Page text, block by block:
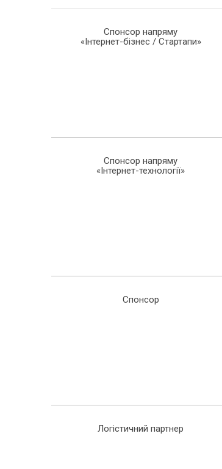
Спонсор напряму
«Інтернет-бізнес / Стартапи»
Спонсор напряму
«Інтернет-технології»
Спонсор
Логістичний партнер